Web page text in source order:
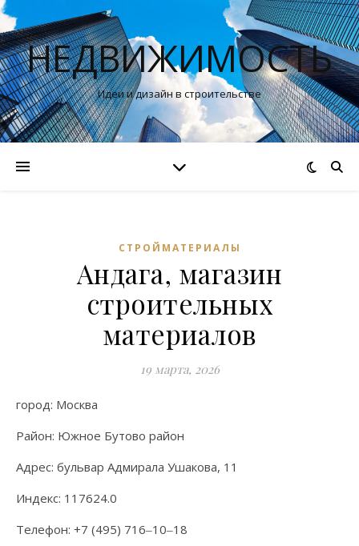
НЕДВИЖИМОСТЬ
Идеи и дизайн в строительстве
СТРОЙМАТЕРИАЛЫ
Андага, магазин
строительных
материалов
19 марта, 2026
город: Москва
Район: Южное Бутово район
Адрес: бульвар Адмирала Ушакова, 11
Индекс: 117624.0
Телефон: +7 (495) 716‒10‒18